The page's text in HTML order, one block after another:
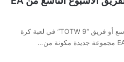
يضم فريق الأسبوع التاسع أو فريق “TOTW 9” في لعبة كرة